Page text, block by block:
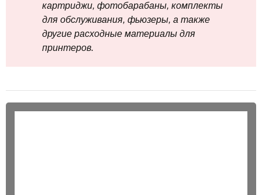
картриджи, фотобарабаны, комплекты
для обслуживания, фьюзеры, а также
другие расходные материалы для
принтеров.